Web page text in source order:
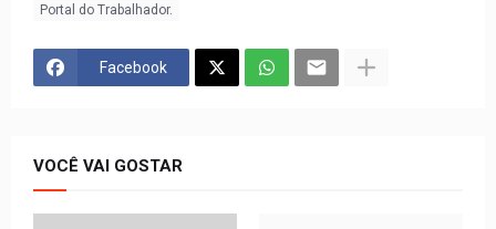
Portal do Trabalhador.
Facebook
VOCÊ VAI GOSTAR